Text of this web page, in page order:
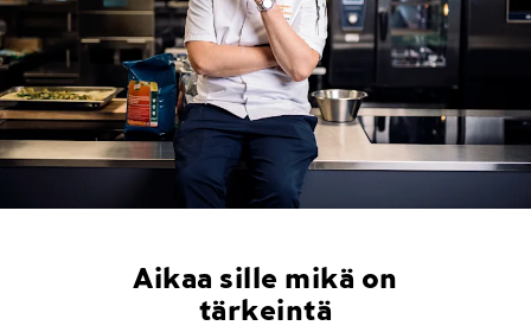
Aikaa sille mikä on
tärkeintä